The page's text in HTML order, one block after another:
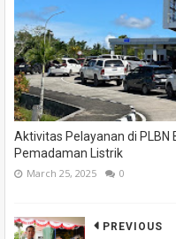
Aktivitas Pelayanan di PLBN
Pemadaman Listrik
March 25, 2025 0
PREVIOUS